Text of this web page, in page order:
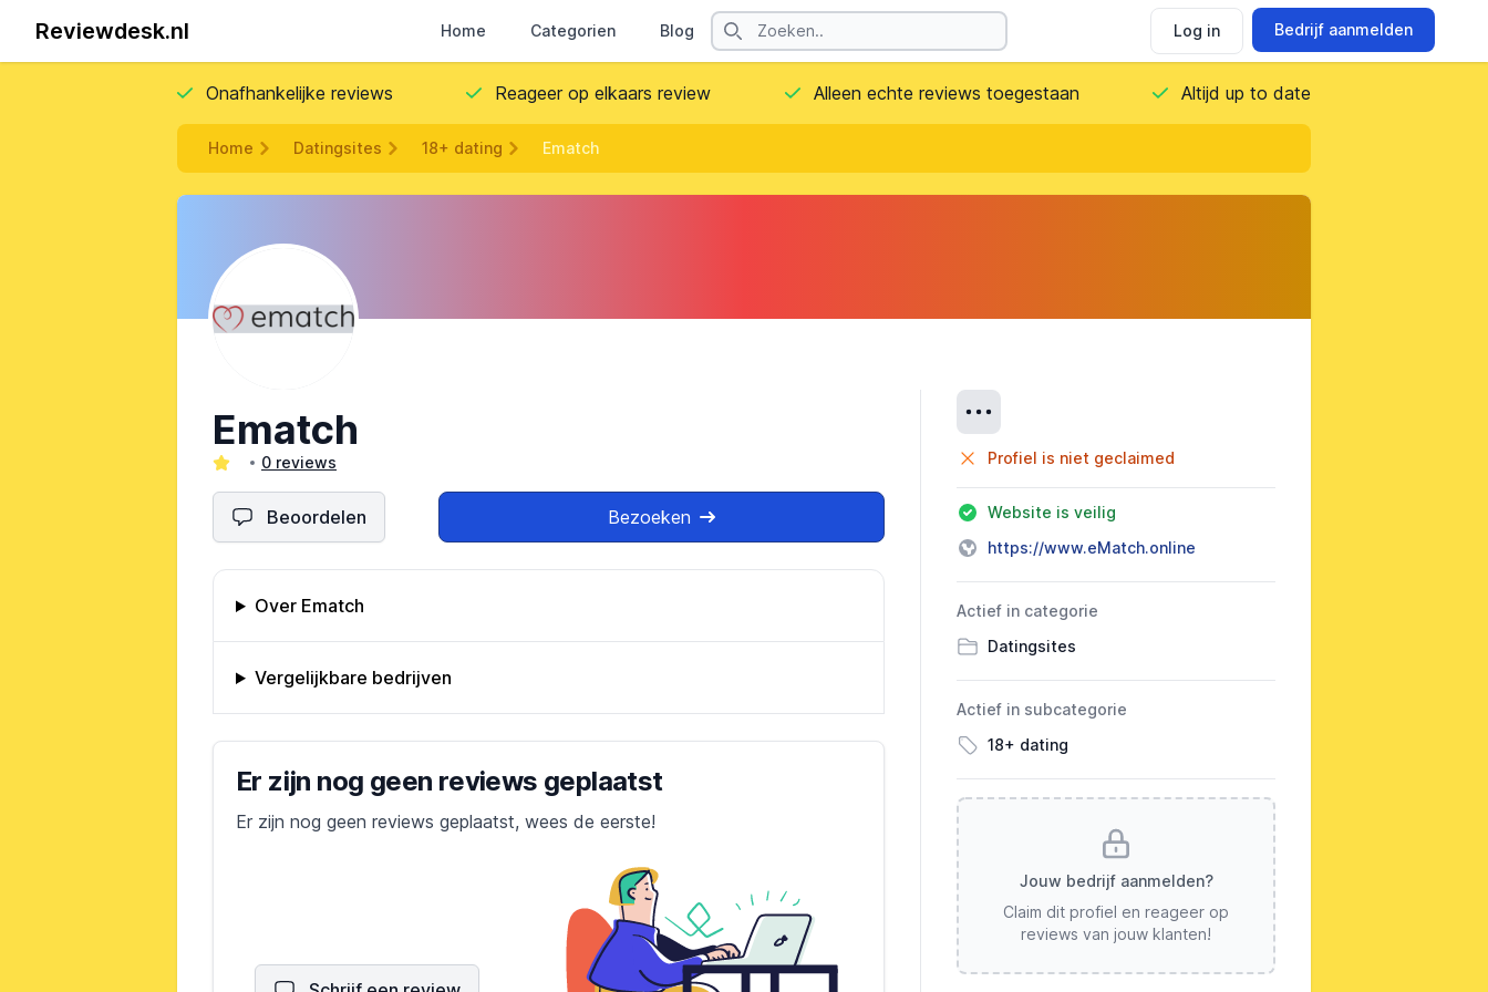
Reviewdesk.nl Home Categorien Blog Contact
Search
Log in Bedrijf aanmelden
Onafhankelijke reviews Reageer op elkaars review Alleen echte reviews toegestaan Altijd up to date
Home Datingsites 18+ dating Ematch
Ematch
0 reviews
Beoordelen Bezoeken
Omschrijving bedrijf
Over Ematch
Vergelijkbare bedrijven
Bedrijfs reviews
Er zijn nog geen reviews geplaatst
Er zijn nog geen reviews geplaatst, wees de eerste!
Profiel is niet geclaimed
Website is veilig
https://www.eMatch.online
Actief in categorie
Datingsites
Actief in subcategorie
18+ dating
Jouw bedrijf aanmelden?
Claim dit profiel en reageer op
reviews van jouw klanten!